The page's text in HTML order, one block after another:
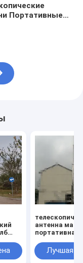
Портативные
антенна
портативная
секцийЛучшая